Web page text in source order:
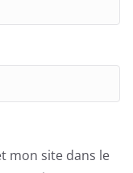
mon site dans le